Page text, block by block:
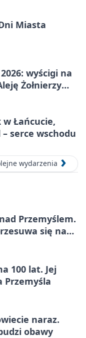
Miasta
wyścigi na
Żołnierzy
Łańcucie,
serce wschodu
wydarzenia
Przemyślem.
się na
100 lat. Jej
Przemyśla
naraz.
obawy